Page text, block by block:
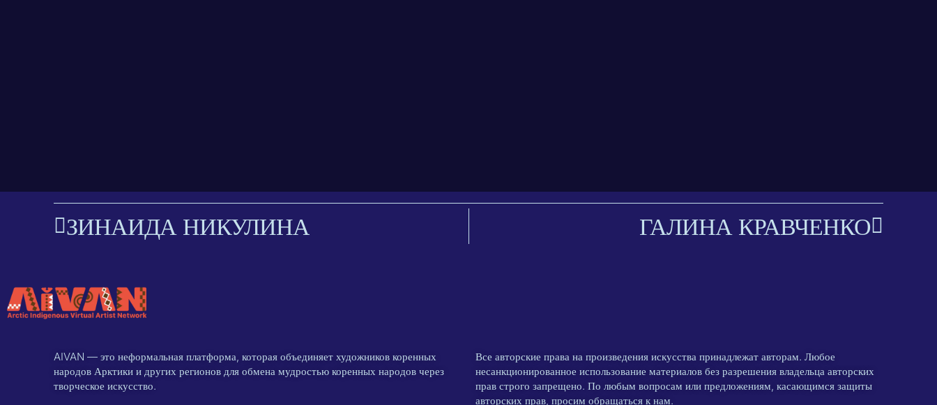
ЗИНАИДА НИКУЛИНА ГАЛИНА КРАВЧЕНКО
AIVAN — это неформальная платформа, которая объединяет художников коренных
народов Арктики и других регионов для обмена мудростью коренных народов через
творческое искусство.
Все авторские права на произведения искусства принадлежат авторам. Любое
несанкционированное использование материалов без разрешения владельца авторских
прав строго запрещено. По любым вопросам или предложениям, касающимся защиты
авторских прав, просим обращаться к нам.